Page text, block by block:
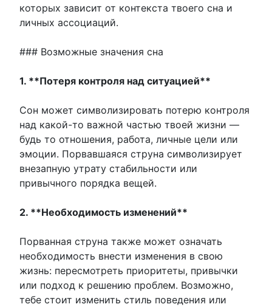
которых зависит от контекста твоего сна и
личных ассоциаций.
### Возможные значения сна
1. **Потеря контроля над ситуацией**
Сон может символизировать потерю контроля
над какой-то важной частью твоей жизни —
будь то отношения, работа, личные цели или
эмоции. Порвавшаяся струна символизирует
внезапную утрату стабильности или
привычного порядка вещей.
2. **Необходимость изменений**
Порванная струна также может означать
необходимость внести изменения в свою
жизнь: пересмотреть приоритеты, привычки
или подход к решению проблем. Возможно,
тебе стоит изменить стиль поведения или